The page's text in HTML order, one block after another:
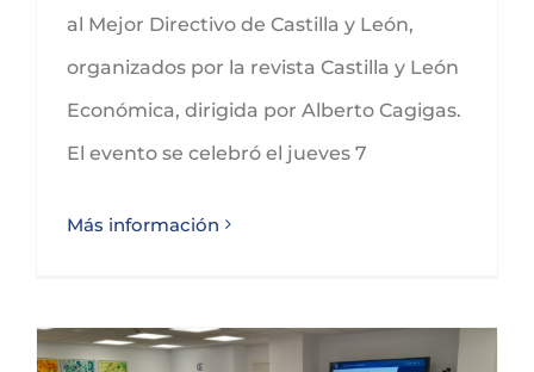
al Mejor Directivo de Castilla y León,
organizados por la revista Castilla y León
Económica, dirigida por Alberto Cagigas.
El evento se celebró el jueves 7
Más información